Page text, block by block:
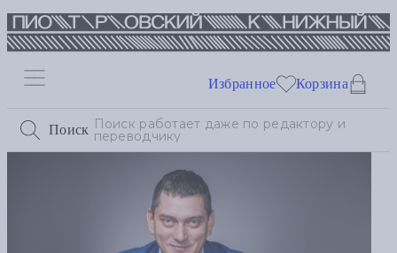
Поиск
Избранное Корзина